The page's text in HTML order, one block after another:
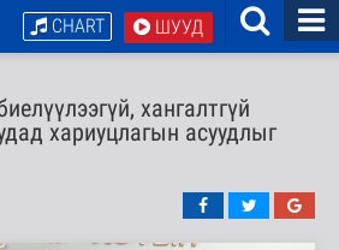
ШУУД
CHART
хангалтгүй
хариуцлагын асуудлыг